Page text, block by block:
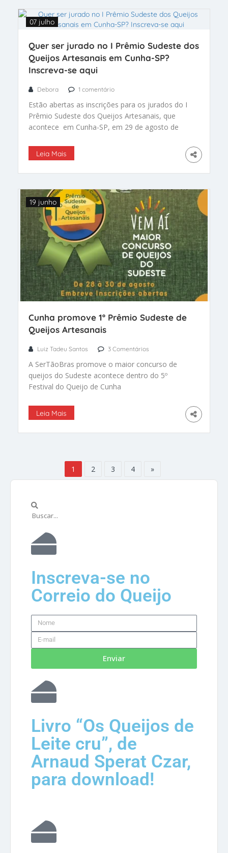
Quer ser jurado no I Prêmio Sudeste dos
Queijos Artesanais em Cunha-SP?
Inscreva-se aqui
07 julho
Debora 1 comentário
Estão abertas as inscrições para os jurados do I
Prêmio Sudeste dos Queijos Artesanais, que
acontece em Cunha-SP, em 29 de agosto de
Pés, de 7h30 às 13h, dentro do 5º Festival do
Queijo de Cunha. “É um evento voltado a
fortalecer a cadeia do queijo artesanal […]
Leia Mais
Cunha promove 1º Prêmio Sudeste de
Queijos Artesanais
19 junho
Luiz Tadeu Santos 3 Comentários
A SerTãoBras promove o maior concurso de
queijos do Sudeste acontece dentro do 5º
Festival do Queijo de Cunha
Leia Mais
1 2 3 4 »
Inscreva-se no
Correio do Queijo
Enviar
Livro “Os Queijos de
Leite cru”, de
Arnaud Sperat Czar,
para download!